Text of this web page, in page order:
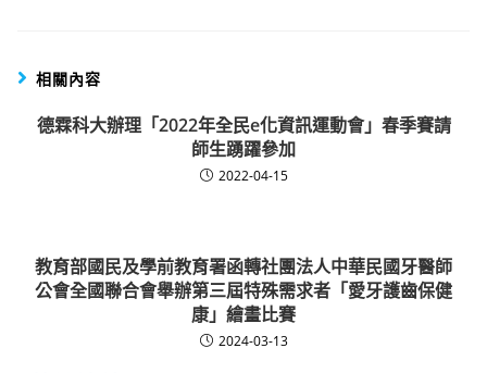
相關內容
德霖科大辦理「2022年全民e化資訊運動會」春季賽請
師生踴躍參加
2022-04-15
教育部國民及學前教育署函轉社團法人中華民國牙醫師
公會全國聯合會舉辦第三屆特殊需求者「愛牙護齒保健
康」繪畫比賽
2024-03-13